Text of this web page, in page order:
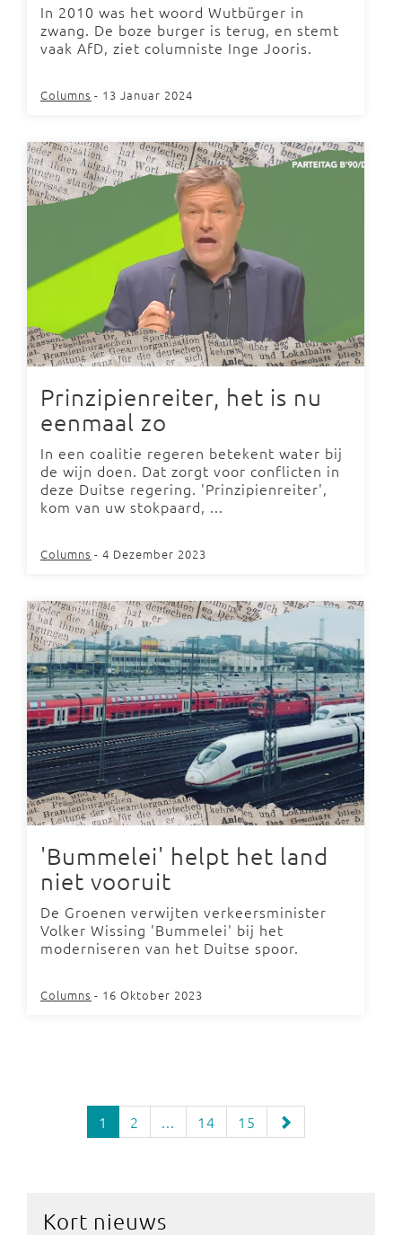
In 2010 was het woord Wutbürger in
zwang. De boze burger is terug, en stemt
vaak AfD, ziet columniste Inge Jooris.
Columns - 13 Januar 2024
Prinzipienreiter, het is nu
eenmaal zo
In een coalitie regeren betekent water bij
de wijn doen. Dat zorgt voor conflicten in
deze Duitse regering. 'Prinzipienreiter',
kom van uw stokpaard, ...
Columns - 4 Dezember 2023
'Bummelei' helpt het land
niet vooruit
De Groenen verwijten verkeersminister
Volker Wissing 'Bummelei' bij het
moderniseren van het Duitse spoor.
Columns - 16 Oktober 2023
1 2 ... 14 15
Kort nieuws